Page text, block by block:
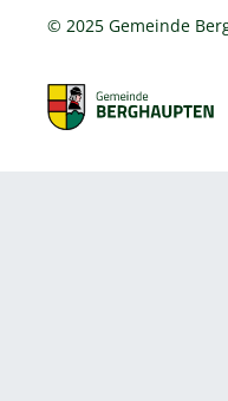
© 2025 Gemeinde